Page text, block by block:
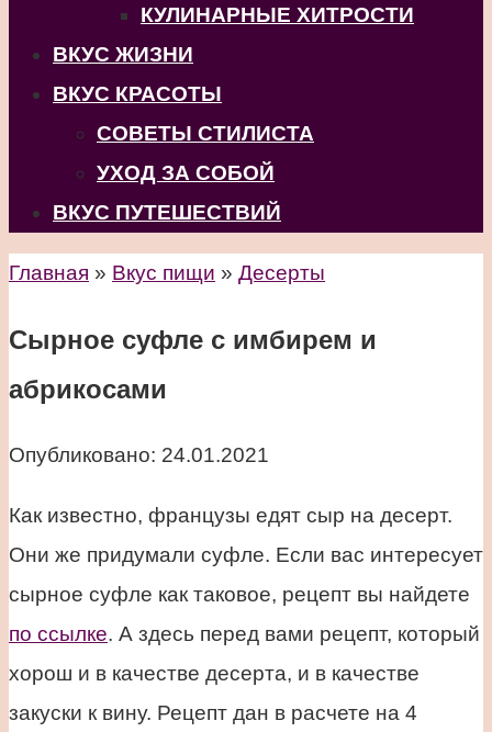
КУЛИНАРНЫЕ ХИТРОСТИ
ВКУС ЖИЗНИ
ВКУС КРАСОТЫ
СОВЕТЫ СТИЛИСТА
УХОД ЗА СОБОЙ
ВКУС ПУТЕШЕСТВИЙ
Главная » Вкус пищи » Десерты
Сырное суфле с имбирем и
абрикосами
Опубликовано: 24.01.2021
Как известно, французы едят сыр на десерт.
Они же придумали суфле. Если вас интересует
сырное суфле как таковое, рецепт вы найдете
по ссылке. А здесь перед вами рецепт, который
хорош и в качестве десерта, и в качестве
закуски к вину. Рецепт дан в расчете на 4